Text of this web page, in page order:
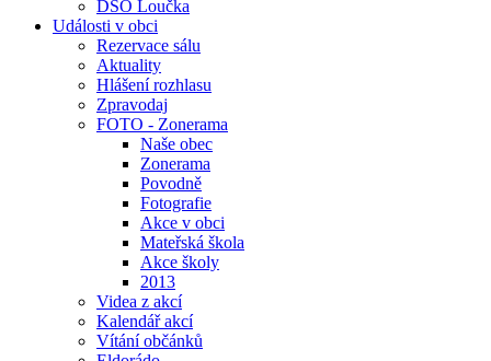
DSO Loučka
Události v obci
Rezervace sálu
Aktuality
Hlášení rozhlasu
Zpravodaj
FOTO - Zonerama
Naše obec
Zonerama
Povodně
Fotografie
Akce v obci
Mateřská škola
Akce školy
2013
Videa z akcí
Kalendář akcí
Vítání občánků